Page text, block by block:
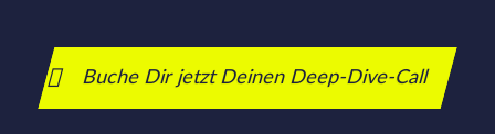
Buche Dir jetzt Deinen Deep-Dive-Call